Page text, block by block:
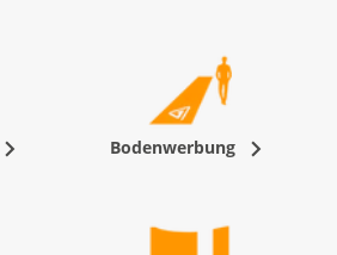
Bodenwerbung